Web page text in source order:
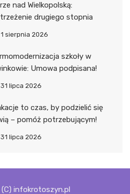
nad Wielkopolską:
drugiego stopnia
1 sierpnia 2026
szkoły w
Umowa podpisana!
31 lipca 2026
to czas, by podzielić się
– pomóż potrzebującym!
31 lipca 2026
infokrotoszyn.pl